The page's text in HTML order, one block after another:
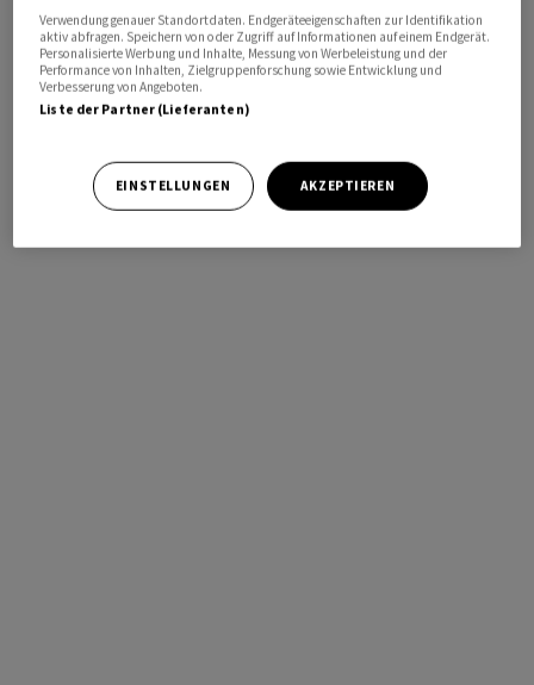
Verwendung genauer Standortdaten. Endgeräteeigenschaften zur Identifikation
aktiv abfragen. Speichern von oder Zugriff auf Informationen auf einem Endgerät.
Personalisierte Werbung und Inhalte, Messung von Werbeleistung und der
Performance von Inhalten, Zielgruppenforschung sowie Entwicklung und
Verbesserung von Angeboten.
Liste der Partner (Lieferanten)
EINSTELLUNGEN AKZEPTIEREN